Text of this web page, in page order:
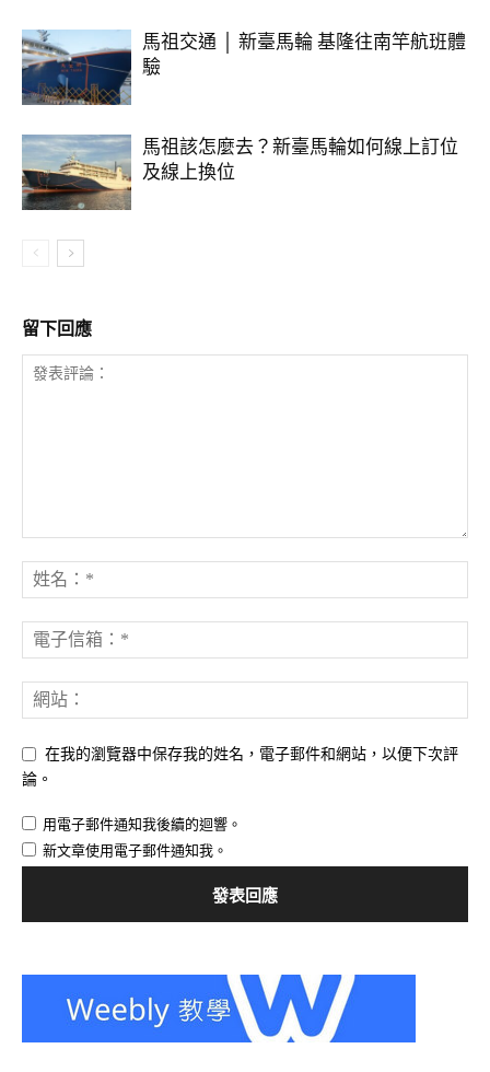
馬祖交通 │ 新臺馬輪 基隆往南竿航班體
驗
馬祖該怎麼去？新臺馬輪如何線上訂位
及線上換位
留下回應
在我的瀏覽器中保存我的姓名，電子郵件和網站，以便下次評
論。
用電子郵件通知我後續的迴響。
新文章使用電子郵件通知我。